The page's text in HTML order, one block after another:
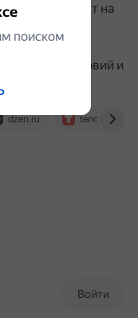
чаще падает на
ли кухня в
условий и
dzen.ru tenchat.ru
Войти
поиском